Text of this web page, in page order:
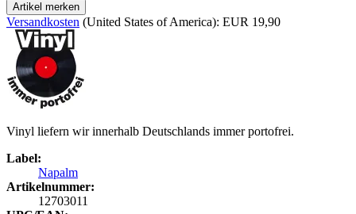
Artikel merken
Versandkosten (United States of America): EUR 19,90
Vinyl liefern wir innerhalb Deutschlands immer portofrei.
Label:
Napalm
Artikelnummer:
12703011